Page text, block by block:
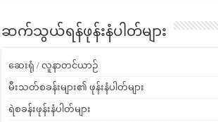
ဆက်သွယ်ရန်ဖုန်းနံပါတ်များ
ဆေးရုံ / လူနာတင်ယာဉ်
မီးသတ်စခန်းများ၏ ဖုန်းနံပါတ်များ
ရဲစခန်းဖုန်းနံပါတ်များ